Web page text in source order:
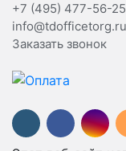
+7 (495) 477-56-25
info@tdofficetorg.ru
Заказать звонок